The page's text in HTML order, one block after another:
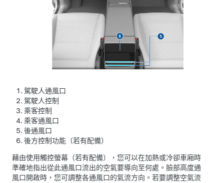
駕駛人通風口
駕駛人控制
乘客控制
乘客通風口
後通風口
後方控制功能 （若有配備）
藉由使用觸控螢幕 （若有配備）
，您可以在加熱或冷卻車廂時
準確地指出從此通風口流出的空氣要導向至何處。臉部高度通
風口開啟時，您可調整各通風口的氣流方向。若要調整空氣流